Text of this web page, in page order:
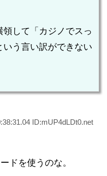
して「カジノでスっ
う言い訳ができない
ID:mUP4dLDt0.net
ドを使うのな。